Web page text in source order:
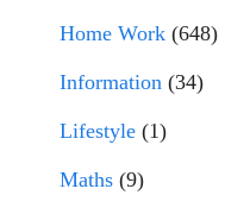
Home Work (648)
Information (34)
Lifestyle (1)
Maths (9)